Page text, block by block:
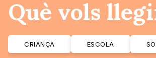
Què vols
CRIANÇA ESCOLA